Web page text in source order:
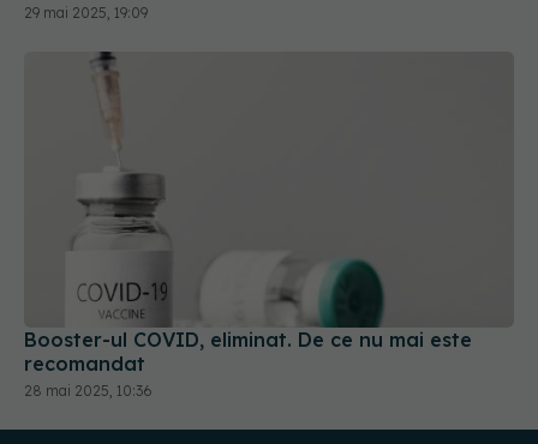
29 mai 2025, 19:09
Booster-ul COVID, eliminat. De ce nu mai este
recomandat
28 mai 2025, 10:36